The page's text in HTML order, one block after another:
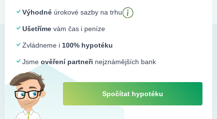
Výhodné úrokové sazby na trhu
Ušetříme vám čas i peníze
Zvládneme i 100% hypotéku
Jsme ověření partneři nejznámějších bank
Spočítat hypotéku